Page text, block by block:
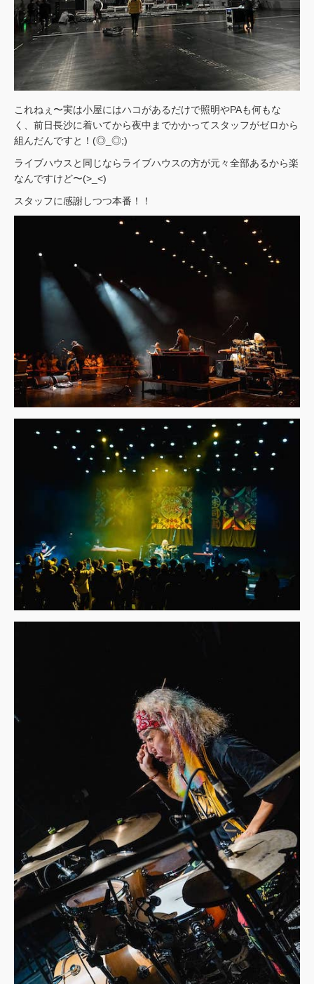
これねぇ〜実は小屋にはハコがあるだけで照明やPAも何もな
く、前日長沙に着いてから夜中までかかってスタッフがゼロから
組んだんですと！(◎_◎;)
ライブハウスと同じならライブハウスの方が元々全部あるから楽
なんですけど〜(>_<)
スタッフに感謝しつつ本番！！